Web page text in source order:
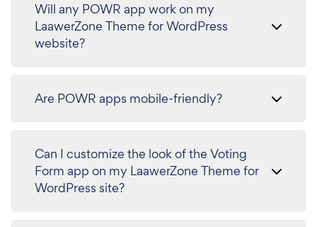
Will any POWR app work on my
LaawerZone Theme for WordPress
website?
Are POWR apps mobile-friendly?
Can I customize the look of the Voting
Form app on my LaawerZone Theme for
WordPress site?